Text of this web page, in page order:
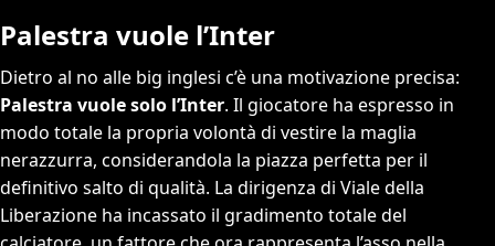
Palestra vuole l’Inter
Dietro al no alle big inglesi c’è una motivazione precisa:
Palestra vuole solo l’Inter. Il giocatore ha espresso in
modo totale la propria volontà di vestire la maglia
nerazzurra, considerandola la piazza perfetta per il
definitivo salto di qualità. La dirigenza di Viale della
Liberazione ha incassato il gradimento totale del